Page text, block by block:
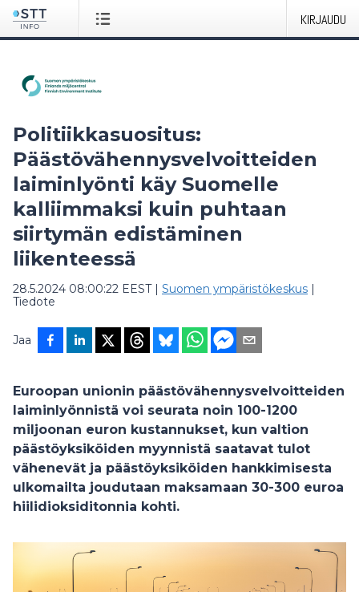
KIRJAUDU
Politiikkasuositus:
Päästövähennysvelvoitteiden
laiminlyönti käy Suomelle
kalliimmaksi kuin puhtaan
siirtymän edistäminen
liikenteessä
28.5.2024 08:00:22 EEST| Suomen ympäristökeskus |
Tiedote
Jaa
Euroopan unionin päästövähennysvelvoitteiden
laiminlyönnistä voi seurata noin 100-1200
miljoonan euron kustannukset, kun valtion
päästöyksiköiden myynnistä saatavat tulot
vähenevät ja päästöyksiköiden hankkimisesta
ulkomailta joudutaan maksamaan 30-300 euroa
hiilidioksiditonnia kohti.